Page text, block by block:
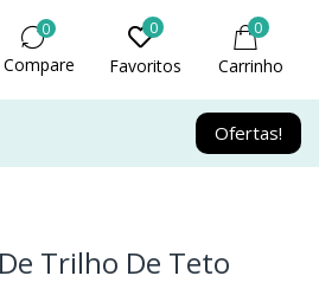
0
Compare
0
Favoritos
0
Carrinho
Ofertas!
Trilho De Teto